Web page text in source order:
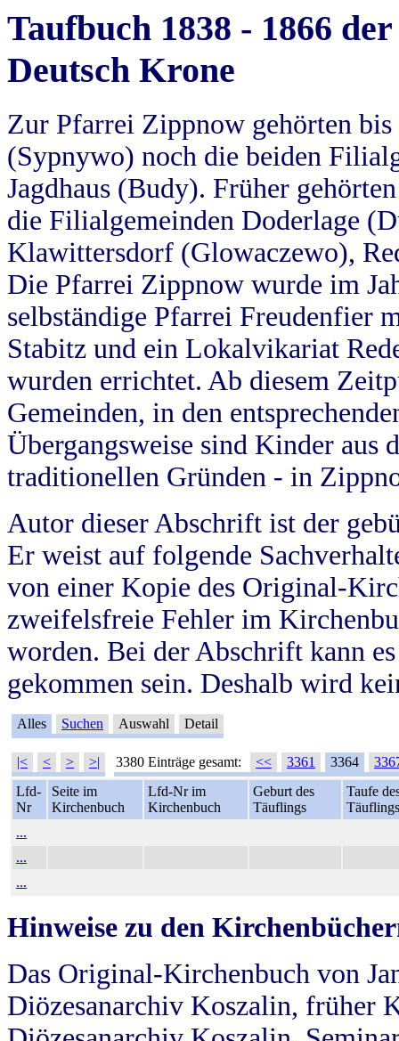
Taufbuch 1838 - 1866
Deutsch Krone
Zur Pfarrei Zippnow gehörten
(Sypnywo) noch die beiden
Jagdhaus (Budy). Früher
die Filialgemeinden Doderlage
Klawittersdorf (Glowaczewo),
Die Pfarrei Zippnow wurde im
selbständige Pfarrei Freudenfier
Stabitz und ein Lokalvikariat
wurden errichtet. Ab diesem
Gemeinden, in den
Übergangsweise sind Kinder aus
traditionellen Gründen - in
Autor dieser Abschrift ist der
Er weist auf folgende
von einer Kopie des Original-
zweifelsfreie Fehler im
worden. Bei der Abschrift kann
gekommen sein. Deshalb wird
Alles Suchen Auswahl Detail
|< < > >| 3380 Einträge gesamt: << 3361 3364
Lfd-
Nr
Seite im
Kirchenbuch
Lfd-Nr im
Kirchenbuch
Geburt des
Täuflings
Taufe
Täuflings
...
...
...
Hinweise zu den
Das Original-Kirchenbuch von
Diözesanarchiv Koszalin, früher